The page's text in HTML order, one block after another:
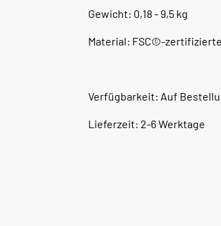
Gewicht: 0,18 - 9,5 kg
Material: FSC©-
Verfügbarkeit: Auf
Lieferzeit: 2-6 Werktage